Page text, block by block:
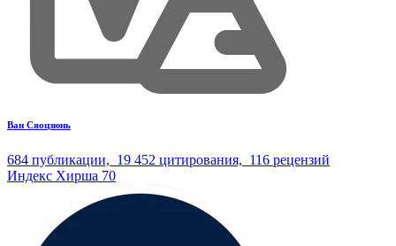
Ван Сяоцзюнь
684 публикации, 19 452 цитирования, 116 рецензий
Индекс Хирша 70